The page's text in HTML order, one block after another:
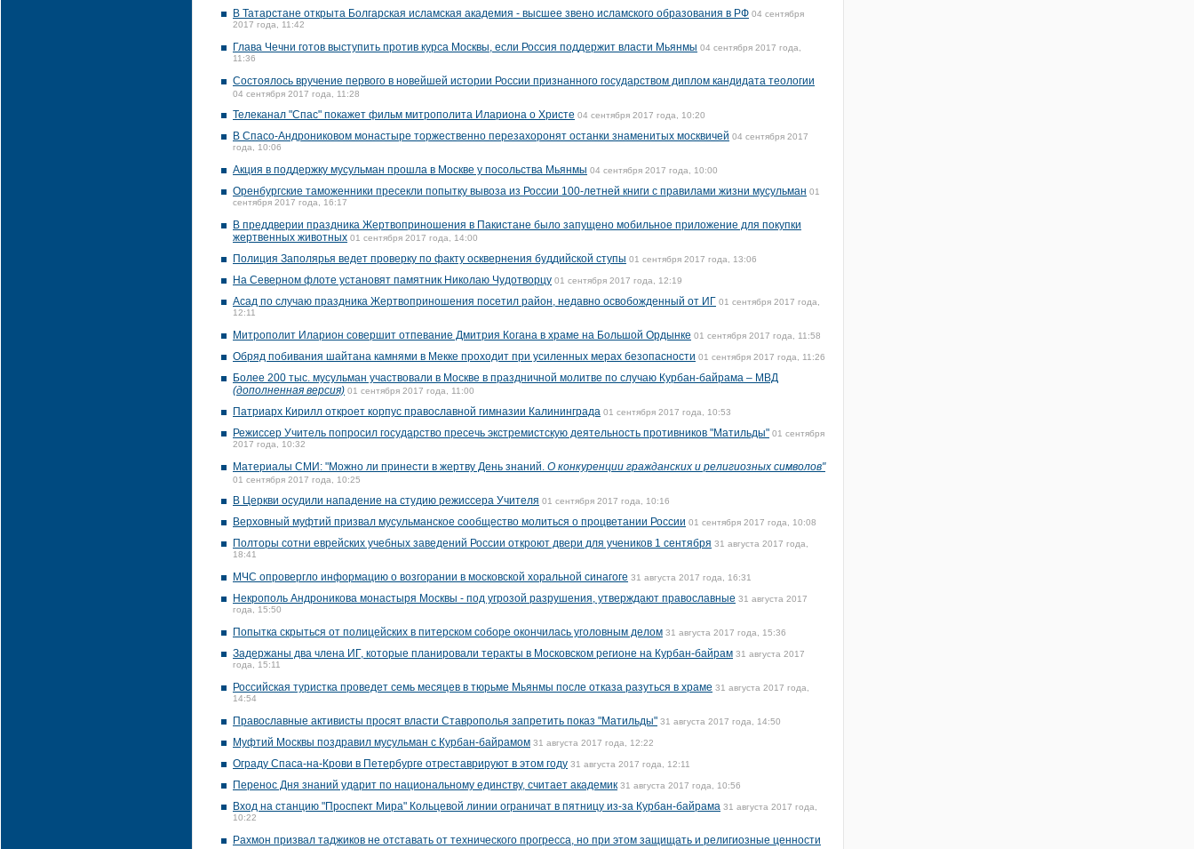
В Татарстане открыта Болгарская исламская академия - высшее звено исламского образования в РФ 04 сентября
2017 года, 11:42
Глава Чечни готов выступить против курса Москвы, если Россия поддержит власти Мьянмы 04 сентября 2017 года,
11:36
Состоялось вручение первого в новейшей истории России признанного государством диплом кандидата теологии
04 сентября 2017 года, 11:28
Телеканал "Спас" покажет фильм митрополита Илариона о Христе 04 сентября 2017 года, 10:20
В Спасо-Андрониковом монастыре торжественно перезахоронят останки знаменитых москвичей 04 сентября 2017
года, 10:06
Акция в поддержку мусульман прошла в Москве у посольства Мьянмы 04 сентября 2017 года, 10:00
Оренбургские таможенники пресекли попытку вывоза из России 100-летней книги с правилами жизни мусульман 01
сентября 2017 года, 16:17
В преддверии праздника Жертвоприношения в Пакистане было запущено мобильное приложение для покупки
жертвенных животных 01 сентября 2017 года, 14:00
Полиция Заполярья ведет проверку по факту осквернения буддийской ступы 01 сентября 2017 года, 13:06
На Северном флоте установят памятник Николаю Чудотворцу 01 сентября 2017 года, 12:19
Асад по случаю праздника Жертвоприношения посетил район, недавно освобожденный от ИГ 01 сентября 2017 года,
12:11
Митрополит Иларион совершит отпевание Дмитрия Когана в храме на Большой Ордынке 01 сентября 2017 года, 11:58
Обряд побивания шайтана камнями в Мекке проходит при усиленных мерах безопасности 01 сентября 2017 года, 11:26
Более 200 тыс. мусульман участвовали в Москве в праздничной молитве по случаю Курбан-байрама – МВД
(дополненная версия) 01 сентября 2017 года, 11:00
Патриарх Кирилл откроет корпус православной гимназии Калининграда 01 сентября 2017 года, 10:53
Режиссер Учитель попросил государство пресечь экстремистскую деятельность противников "Матильды" 01 сентября
2017 года, 10:32
Материалы СМИ: "Можно ли принести в жертву День знаний. О конкуренции гражданских и религиозных символов"
01 сентября 2017 года, 10:25
В Церкви осудили нападение на студию режиссера Учителя 01 сентября 2017 года, 10:16
Верховный муфтий призвал мусульманское сообщество молиться о процветании России 01 сентября 2017 года, 10:08
Полторы сотни еврейских учебных заведений России откроют двери для учеников 1 сентября 31 августа 2017 года,
18:41
МЧС опровергло информацию о возгорании в московской хоральной синагоге 31 августа 2017 года, 16:31
Некрополь Андроникова монастыря Москвы - под угрозой разрушения, утверждают православные 31 августа 2017
года, 15:50
Попытка скрыться от полицейских в питерском соборе окончилась уголовным делом 31 августа 2017 года, 15:36
Задержаны два члена ИГ, которые планировали теракты в Московском регионе на Курбан-байрам 31 августа 2017
года, 15:11
Российская туристка проведет семь месяцев в тюрьме Мьянмы после отказа разуться в храме 31 августа 2017 года,
14:54
Православные активисты просят власти Ставрополья запретить показ "Матильды" 31 августа 2017 года, 14:50
Муфтий Москвы поздравил мусульман с Курбан-байрамом 31 августа 2017 года, 12:22
Ограду Спаса-на-Крови в Петербурге отреставрируют в этом году 31 августа 2017 года, 12:11
Перенос Дня знаний ударит по национальному единству, считает академик 31 августа 2017 года, 10:56
Вход на станцию "Проспект Мира" Кольцевой линии ограничат в пятницу из-за Курбан-байрама 31 августа 2017 года,
10:22
Рахмон призвал таджиков не отставать от технического прогресса, но при этом защищать и религиозные ценности